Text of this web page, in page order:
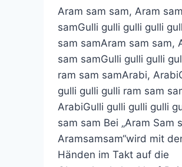
Aram sam sam, Aram sam
samGulli gulli gulli gulli
sam samAram sam sam,
sam samGulli gulli gulli
ram sam samArabi,
gulli gulli gulli ram sam
ArabiGulli gulli gulli gulli
sam sam Bei „Aram Sam
Aramsamsam“wird mit
Händen im Takt auf die